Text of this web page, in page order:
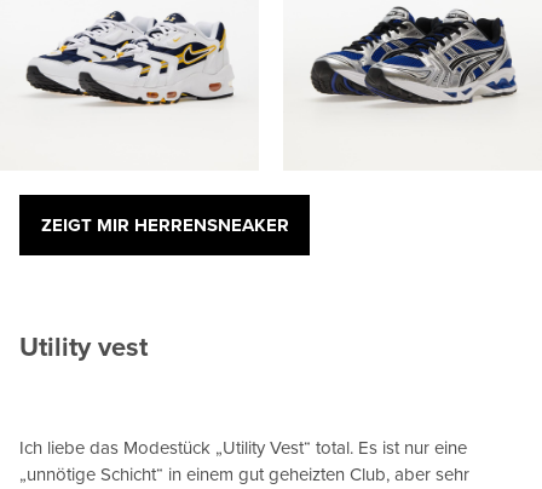
ZEIGT MIR HERRENSNEAKER
Utility vest
Ich liebe das Modestück „Utility Vest“ total. Es ist nur eine
„unnötige Schicht“ in einem gut geheizten Club, aber sehr